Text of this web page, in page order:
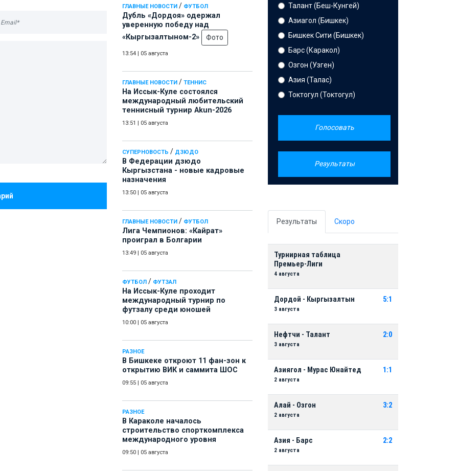
ГЛАВНЫЕ НОВОСТИ / ФУТБОЛ
Дубль «Дордоя» одержал
уверенную победу над
«Кыргызалтыном-2»
Фото
13:54 05 августа
ГЛАВНЫЕ НОВОСТИ / ТЕННИС
На Иссык-Куле состоялся
международный любительский
теннисный турнир Akun-2026
13:51 05 августа
СУПЕРНОВОСТЬ / ДЗЮДО
В Федерации дзюдо
Кыргызстана - новые кадровые
назначения
13:50 05 августа
ГЛАВНЫЕ НОВОСТИ / ФУТБОЛ
Лига Чемпионов: «Кайрат»
проиграл в Болгарии
13:49 05 августа
ФУТБОЛ / ФУТЗАЛ
На Иссык-Куле проходит
международный турнир по
футзалу среди юношей
10:00 05 августа
РАЗНОЕ
В Бишкеке откроют 11 фан-зон к
открытию ВИК и саммита ШОС
09:55 05 августа
РАЗНОЕ
В Караколе началось
строительство спорткомплекса
международного уровня
09:50 05 августа
Талант (Беш-Кунгей)
Азиагол (Бишкек)
Бишкек Сити (Бишкек)
Барс (Каракол)
Озгон (Узген)
Азия (Талас)
Токтогул (Токтогул)
Голосовать
Результаты
Результаты Скоро
Турнирная таблица
Премьер-Лиги
4 августа
Дордой - Кыргызалтын
3 августа
5:1
Нефтчи - Талант
3 августа
2:0
Азиягол - Мурас Юнайтед
2 августа
1:1
Алай - Озгон
2 августа
3:2
Азия - Барс
2 августа
2:2